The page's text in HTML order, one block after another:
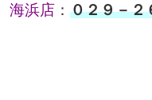
海浜店： ０２９－２